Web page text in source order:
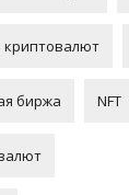
криптовалют
биржа NFT